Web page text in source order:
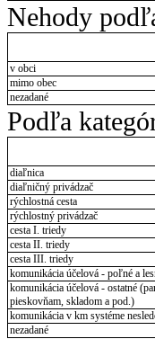
Nehody
v obci
mimo obec
nezadané
Podľa
diaľnica
diaľničný privádzač
rýchlostná cesta
rýchlostný privádzač
cesta I. triedy
cesta II. triedy
cesta III. triedy
komunikácia účelová - poľné a
komunikácia účelová - ostatné
pieskovňam, skladom a pod.)
komunikácia v km systéme
nezadané